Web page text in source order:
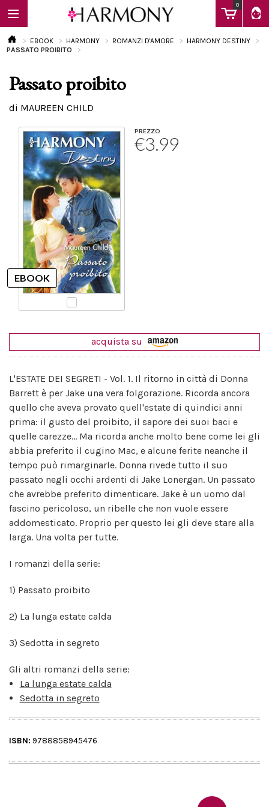
0
EBOOK
Calendario
EBOOK HARMONY ROMANZI D'AMORE
HARMONY DESTINY
PASSATO PROIBITO
Passato proibito
di MAUREEN CHILD
PREZZO
€3.99
acquista su
L'ESTATE DEI SEGRETI - Vol. 1. Il ritorno in città di Donna
Barrett è per Jake una vera folgorazione. Ricorda ancora
quello che aveva provato quell'estate di quindici anni
prima: il gusto del proibito, il sapore dei suoi baci e
quelle carezze... Ma ricorda anche molto bene come lei gli
abbia preferito il cugino Mac, e alcune ferite neanche il
tempo può rimarginarle. Donna rivede tutto il suo
passato negli occhi ardenti di Jake Lonergan. Un passato
che avrebbe preferito dimenticare. Jake è un uomo dal
fascino pericoloso, un ribelle che non vuole essere
addomesticato. Proprio per questo lei gli deve stare alla
larga. Una volta per tutte.
I romanzi della serie:
1) Passato proibito
2) La lunga estate calda
3) Sedotta in segreto
Gli altri romanzi della serie:
La lunga estate calda
Sedotta in segreto
ISBN: 9788858945476